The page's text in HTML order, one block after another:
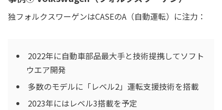
独フォルクスワーゲンはCASEのA（自動運転）に注力：
2022年に自動車部品最大手と技術提携してソフト
ウエア開発
多数のモデルに「レベル2」運転支援技術を搭載
2023年にはレベル3搭載を予定